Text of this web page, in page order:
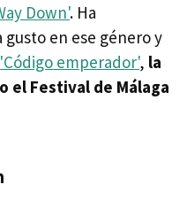
Down'. Ha
en ese género y
'Código emperador', la
el Festival de Málaga